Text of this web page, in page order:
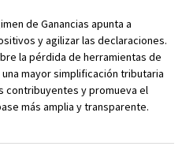
de Ganancias apunta a
y agilizar las declaraciones.
la pérdida de herramientas de
mayor simplificación tributaria
contribuyentes y promueva el
más amplia y transparente.